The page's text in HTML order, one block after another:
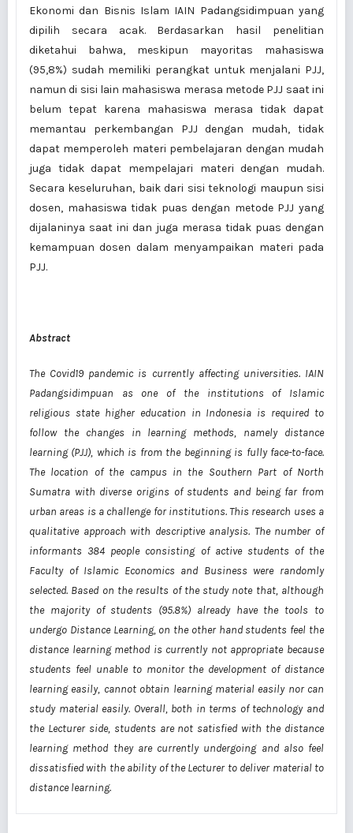
Ekonomi dan Bisnis Islam IAIN Padangsidimpuan yang
dipilih secara acak. Berdasarkan hasil penelitian
diketahui bahwa, meskipun mayoritas mahasiswa
(95,8%) sudah memiliki perangkat untuk menjalani PJJ,
namun di sisi lain mahasiswa merasa metode PJJ saat ini
belum tepat karena mahasiswa merasa tidak dapat
memantau perkembangan PJJ dengan mudah, tidak
dapat memperoleh materi pembelajaran dengan mudah
juga tidak dapat mempelajari materi dengan mudah.
Secara keseluruhan, baik dari sisi teknologi maupun sisi
dosen, mahasiswa tidak puas dengan metode PJJ yang
dijalaninya saat ini dan juga merasa tidak puas dengan
kemampuan dosen dalam menyampaikan materi pada
PJJ.
Abstract
The Covid19 pandemic is currently affecting universities. IAIN
Padangsidimpuan as one of the institutions of Islamic
religious state higher education in Indonesia is required to
follow the changes in learning methods, namely distance
learning (PJJ), which is from the beginning is fully face-to-face.
The location of the campus in the Southern Part of North
Sumatra with diverse origins of students and being far from
urban areas is a challenge for institutions. This research uses a
qualitative approach with descriptive analysis. The number of
informants 384 people consisting of active students of the
Faculty of Islamic Economics and Business were randomly
selected. Based on the results of the study note that, although
the majority of students (95.8%) already have the tools to
undergo Distance Learning, on the other hand students feel the
distance learning method is currently not appropriate because
students feel unable to monitor the development of distance
learning easily, cannot obtain learning material easily nor can
study material easily. Overall, both in terms of technology and
the Lecturer side, students are not satisfied with the distance
learning method they are currently undergoing and also feel
dissatisfied with the ability of the Lecturer to deliver material to
distance learning.